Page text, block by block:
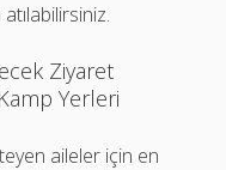
Ziyaret
Yerleri
aileler için en